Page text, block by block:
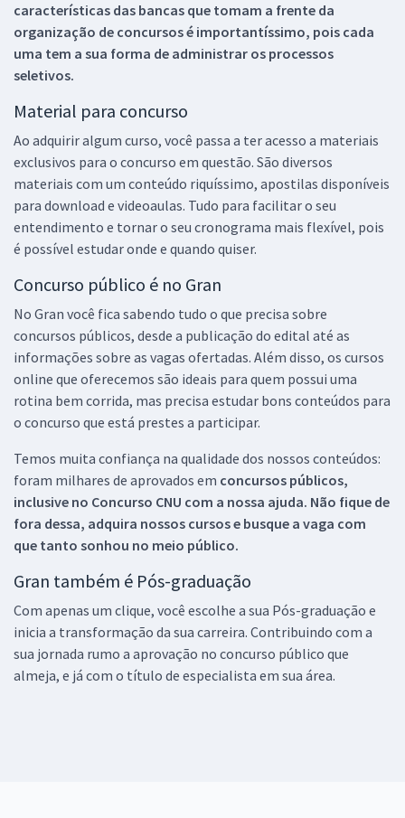
características das bancas que tomam a frente da
organização de concursos é importantíssimo, pois cada
uma tem a sua forma de administrar os processos
seletivos.
Material para concurso
Ao adquirir algum curso, você passa a ter acesso a materiais
exclusivos para o concurso em questão. São diversos
materiais com um conteúdo riquíssimo, apostilas disponíveis
para download e videoaulas. Tudo para facilitar o seu
entendimento e tornar o seu cronograma mais flexível, pois
é possível estudar onde e quando quiser.
Concurso público é no Gran
No Gran você fica sabendo tudo o que precisa sobre
concursos públicos, desde a publicação do edital até as
informações sobre as vagas ofertadas. Além disso, os cursos
online que oferecemos são ideais para quem possui uma
rotina bem corrida, mas precisa estudar bons conteúdos para
o concurso que está prestes a participar.
Temos muita confiança na qualidade dos nossos conteúdos:
foram milhares de aprovados em concursos públicos,
inclusive no Concurso CNU com a nossa ajuda. Não fique de
fora dessa, adquira nossos cursos e busque a vaga com
que tanto sonhou no meio público.
Gran também é Pós-graduação
Com apenas um clique, você escolhe a sua Pós-graduação e
inicia a transformação da sua carreira. Contribuindo com a
sua jornada rumo a aprovação no concurso público que
almeja, e já com o título de especialista em sua área.